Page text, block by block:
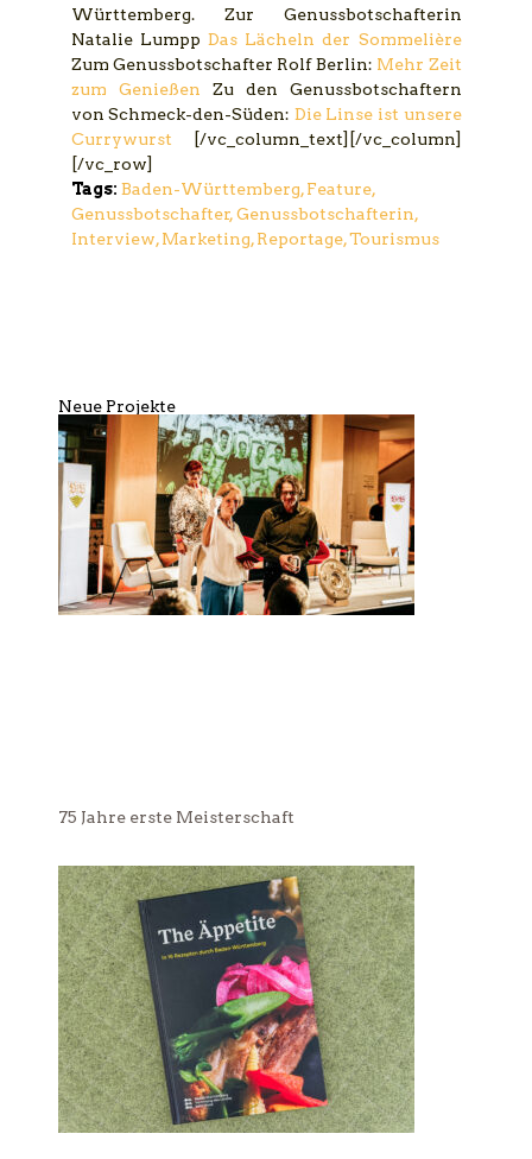
Württemberg. Zur Genussbotschafterin
Natalie Lumpp Das Lächeln der Sommelière
Zum Genussbotschafter Rolf Berlin: Mehr Zeit
zum Genießen Zu den Genussbotschaftern
von Schmeck-den-Süden: Die Linse ist unsere
Currywurst [/vc_column_text][/vc_column]
[/vc_row]
Tags: Baden-Württemberg,Feature,
Genussbotschafter,Genussbotschafterin,
Interview,Marketing,Reportage,Tourismus
Neue Projekte
75 Jahre erste Meisterschaft